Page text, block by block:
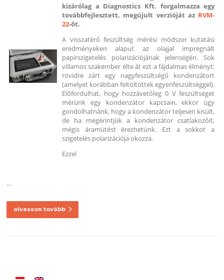
kizárólag a Diagnostics Kft. forgalmazza egy
továbbfejlesztett, megújult verzióját az RVM-
22-őt.
A visszatérő feszültség mérési módszer kutatási
eredményeken alapul: az olajjal impregnált
papírszigetelés polarizációjának jelenségén. Sok
villamos szakember élte át ezt a fájdalmas élményt:
rövidre zárt egy nagyfeszültségű kondenzátort
(amelyet korábban feltöltöttek egyenfeszültséggel).
Előfordulhat, hogy hozzávetőleg 0 V feszültséget
mérünk egy kondenzátor kapcsain, ekkor úgy
gondolhatnánk, hogy a kondenzátor teljesen kisült,
de ha megérintjük a kondenzátor csatlakozóit,
mégis áramütést érezhetünk. Ezt a sokkot a
szigetelés polarizációja okozza.
Ezzel
…
olvasson tovább